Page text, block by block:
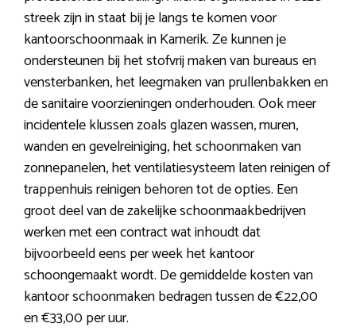
streek zijn in staat bij je langs te komen voor
kantoorschoonmaak in Kamerik. Ze kunnen je
ondersteunen bij het stofvrij maken van bureaus en
vensterbanken, het leegmaken van prullenbakken en
de sanitaire voorzieningen onderhouden. Ook meer
incidentele klussen zoals glazen wassen, muren,
wanden en gevelreiniging, het schoonmaken van
zonnepanelen, het ventilatiesysteem laten reinigen of
trappenhuis reinigen behoren tot de opties. Een
groot deel van de zakelijke schoonmaakbedrijven
werken met een contract wat inhoudt dat
bijvoorbeeld eens per week het kantoor
schoongemaakt wordt. De gemiddelde kosten van
kantoor schoonmaken bedragen tussen de €22,00
en €33,00 per uur.